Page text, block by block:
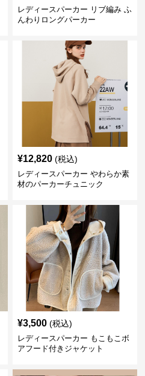
レディースパーカー リブ編み ふ
んわりロングパーカー
¥12,820 (税込)
レディースパーカー やわらか素
材のパーカーチュニック
¥3,500 (税込)
レディースパーカー もこもこボ
アフード付きジャケット